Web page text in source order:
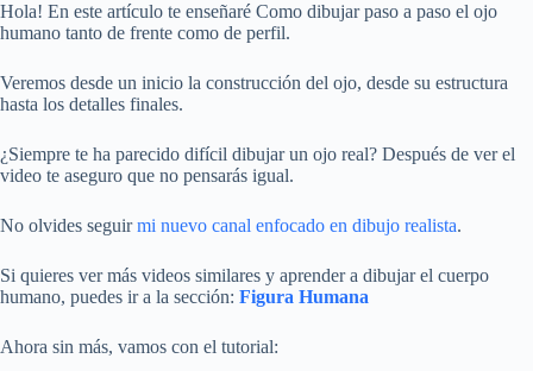
Hola! En este artículo te enseñaré Como dibujar paso a paso el ojo
humano tanto de frente como de perfil.
Veremos desde un inicio la construcción del ojo, desde su estructura
hasta los detalles finales.
¿Siempre te ha parecido difícil dibujar un ojo real? Después de ver el
video te aseguro que no pensarás igual.
No olvides seguirmi nuevo canal enfocado en dibujo realista.
Si quieres ver más videos similares y aprender a dibujar el cuerpo
humano, puedes ir a la sección: Figura Humana
Ahora sin más, vamos con el tutorial: